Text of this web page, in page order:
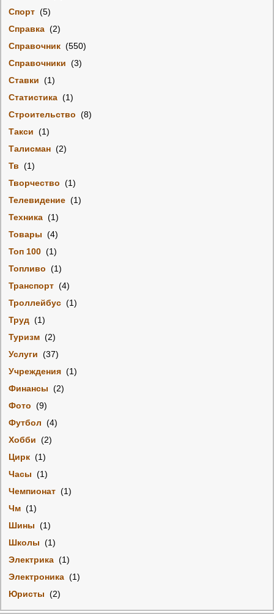
Спорт (5)
Справка (2)
Справочник (550)
Справочники (3)
Ставки (1)
Статистика (1)
Строительство (8)
Такси (1)
Талисман (2)
Тв (1)
Творчество (1)
Телевидение (1)
Техника (1)
Товары (4)
Топ 100 (1)
Топливо (1)
Транспорт (4)
Троллейбус (1)
Труд (1)
Туризм (2)
Услуги (37)
Учреждения (1)
Финансы (2)
Фото (9)
Футбол (4)
Хобби (2)
Цирк (1)
Часы (1)
Чемпионат (1)
Чм (1)
Шины (1)
Школы (1)
Электрика (1)
Электроника (1)
Юристы (2)